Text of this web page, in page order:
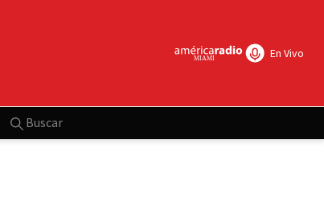
En Vivo
Buscar